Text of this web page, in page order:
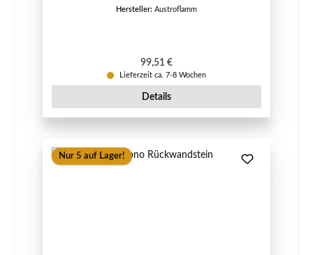
Hersteller: Austroflamm
Regulärer Preis:
99,51 €
Lieferzeit ca. 7-8 Wochen
Details
Nur 5 auf Lager!